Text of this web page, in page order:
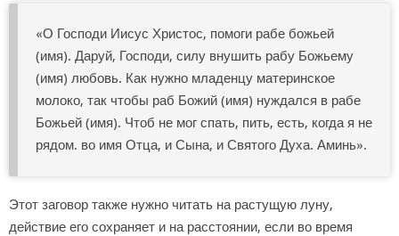
«О Господи Иисус Христос, помоги рабе божьей
(имя). Даруй, Господи, силу внушить рабу Божьему
(имя) любовь. Как нужно младенцу материнское
молоко, так чтобы раб Божий (имя) нуждался в рабе
Божьей (имя). Чтоб не мог спать, пить, есть, когда я не
рядом. во имя Отца, и Сына, и Святого Духа. Аминь».
Этот заговор также нужно читать на растущую луну,
действие его сохраняет и на расстоянии, если во время